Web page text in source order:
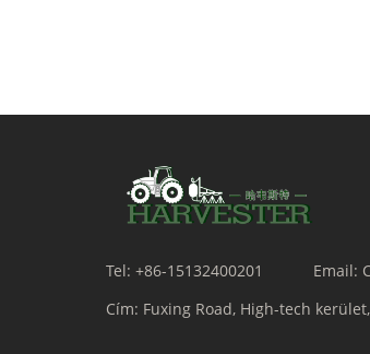
Tel: +86-15132400201 Email:
Cím: Fuxing Road, High-tech